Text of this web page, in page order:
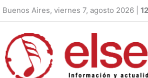
Buenos Aires, viernes 7, agosto 2026 |